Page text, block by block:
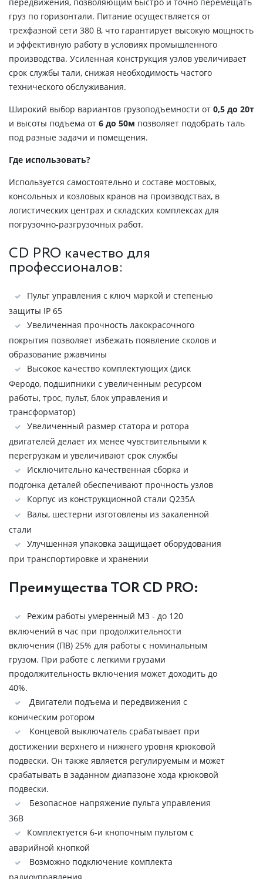
груз по горизонтали. Питание осуществляется от
трехфазной сети 380 В, что гарантирует высокую мощность
и эффективную работу в условиях промышленного
производства. Усиленная конструкция узлов увеличивает
срок службы тали, снижая необходимость частого
технического обслуживания.
Широкий выбор вариантов грузоподъемности от 0,5 до 20т
и высоты подъема от 6 до 50м позволяет подобрать таль
под разные задачи и помещения.
Где использовать?
Используется самостоятельно и составе мостовых,
консольных и козловых кранов на производствах, в
логистических центрах и складских комплексах для
погрузочно-разгрузочных работ.
CD PRO качество для
профессионалов:
Пульт управления с ключ маркой и степенью
защиты IP 65
Увеличенная прочность лакокрасочного
покрытия позволяет избежать появление сколов и
образование ржавчины
Высокое качество комплектующих (диск
Феродо, подшипники с увеличенным ресурсом
работы, трос, пульт, блок управления и
трансформатор)
Увеличенный размер статора и ротора
двигателей делает их менее чувствительными к
перегрузкам и увеличивают срок службы
Исключительно качественная сборка и
подгонка деталей обеспечивают прочность узлов
Корпус из конструкционной стали Q235A
Валы, шестерни изготовлены из закаленной
стали
Улучшенная упаковка защищает оборудования
при транспортировке и хранении
Преимущества TOR CD PRO:
Режим работы умеренный М3 - до 120
включений в час при продолжительности
включения (ПВ) 25% для работы с номинальным
грузом. При работе с легкими грузами
продолжительность включения может доходить до
40%.
Двигатели подъема и передвижения с
коническим ротором
Концевой выключатель срабатывает при
достижении верхнего и нижнего уровня крюковой
подвески. Он также является регулируемым и может
срабатывать в заданном диапазоне хода крюковой
подвески.
Безопасное напряжение пульта управления
36В
Комплектуется 6-и кнопочным пультом с
аварийной кнопкой
Возможно подключение комплекта